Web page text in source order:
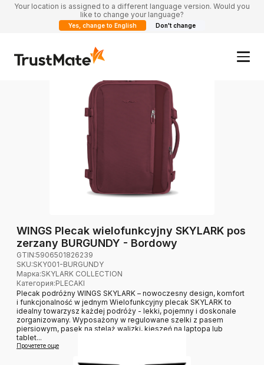
Your location is assigned to a different language version. Would you
like to change your language?
Yes, change to English Don't change
WINGS Plecak wielofunkcyjny SKYLARK pos
zerzany BURGUNDY - Bordowy
GTIN:5906501826239
SKU:SKY001-BURGUNDY
Марка:SKYLARK COLLECTION
Категория:PLECAKI
Plecak podróżny WINGS SKYLARK – nowoczesny design, komfort
i funkcjonalność w jednym Wielofunkcyjny plecak SKYLARK to
idealny towarzysz każdej podróży - lekki, pojemny i doskonale
zorganizowany. Wyposażony w regulowane szelki z pasem
piersiowym, pasek na stelaż walizki, kieszeń na laptopa lub
tablet...
Прочетете още